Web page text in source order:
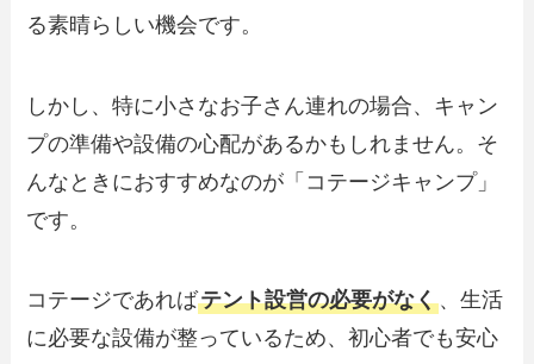
る素晴らしい機会です。
しかし、特に小さなお子さん連れの場合、キャン
プの準備や設備の心配があるかもしれません。そ
んなときにおすすめなのが「コテージキャンプ」
です。
コテージであればテント設営の必要がなく、生活
に必要な設備が整っているため、初心者でも安心